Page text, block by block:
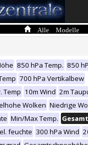
Alle Modelle
850 hPa Temp. 850
700 hPa Vertikalbew
Temp 10m Wind 2m
Wolken Niedrige
Min/Max Temp.
feuchte 300 hPa Wind